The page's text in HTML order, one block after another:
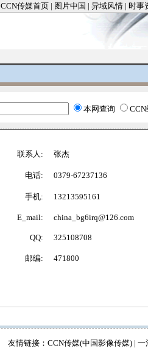
CCN传媒首页 | 图片中国 | 异域风情 | 时事
本网查询
联系人: 张杰
电话: 0379-67237136
手机: 13213595161
E_mail: china_bg6irq@126.com
QQ: 325108708
邮编: 471800
友情链接： CCN传媒(中国影像传媒) | 一